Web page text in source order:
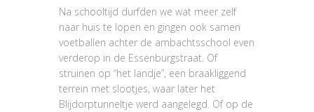
Na schooltijd durfden we wat meer zelf
naar huis te lopen en gingen ook samen
voetballen achter de ambachtsschool even
verderop in de Essenburgstraat. Of
struinen op “het landje”, een braakliggend
terrein met slootjes, waar later het
Blijdorptunneltje werd aangelegd. Of op de